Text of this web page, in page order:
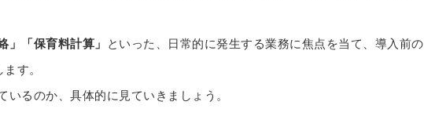
」「保育料計算」
といった、日常的に発生する業務に焦点を当て、導入前の
す。
るのか、具体的に見ていきましょう。